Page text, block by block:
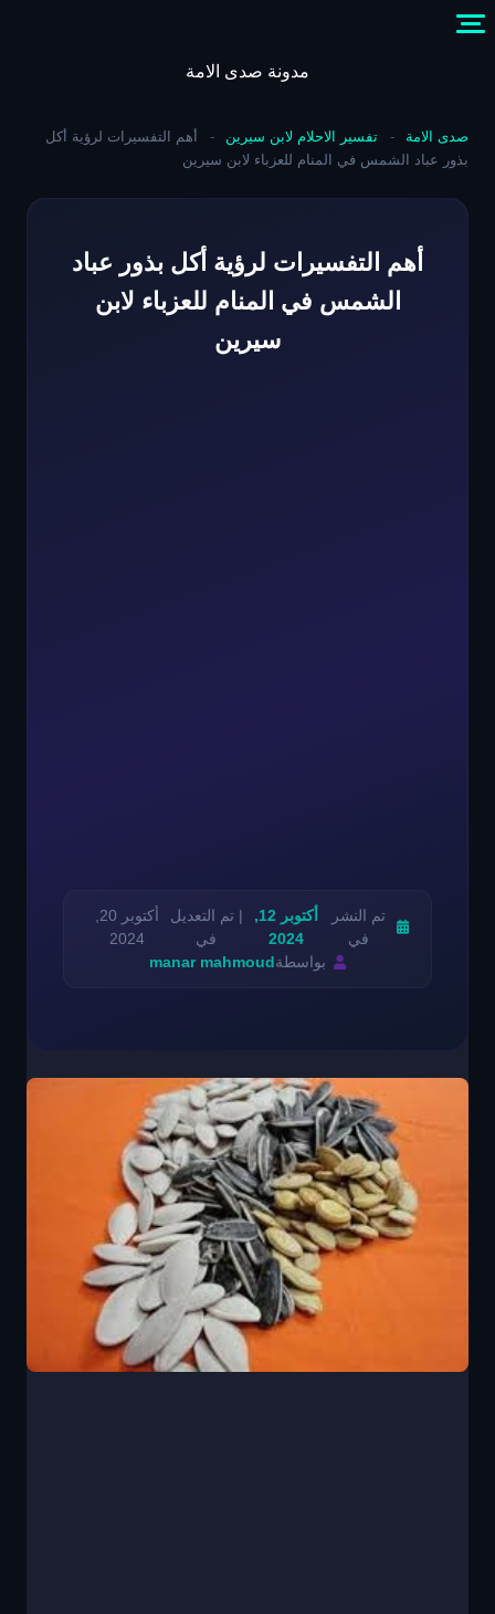
content
مدونة صدى الامة
صدى الامة - تفسير الاحلام لابن سيرين -
أهم التفسيرات لرؤية أكل
بذور عباد الشمس في المنام للعزباء لابن سيرين
أهم التفسيرات لرؤية أكل بذور عباد
الشمس في المنام للعزباء لابن
سيرين
تم النشر
في
أكتوبر 12,
2024
| تم التعديل
في
أكتوبر 20,
2024
بواسطة manar mahmoud